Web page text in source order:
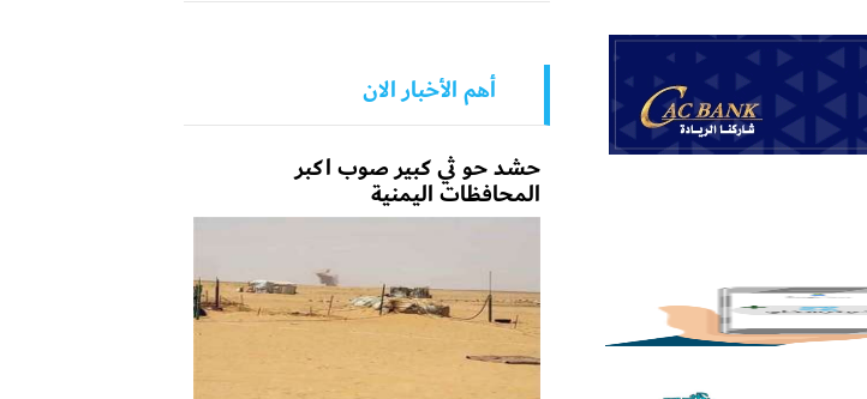
أهم الأخبار الان
حشد حو ثي كبير صوب اكبر
المحافظات اليمنية